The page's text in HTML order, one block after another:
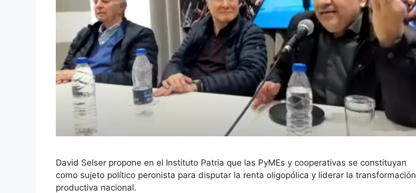
David Selser propone en el Instituto Patria que las PyMEs y cooperativas se constituyan
como sujeto político peronista para disputar la renta oligopólica y liderar la transformación
productiva nacional.